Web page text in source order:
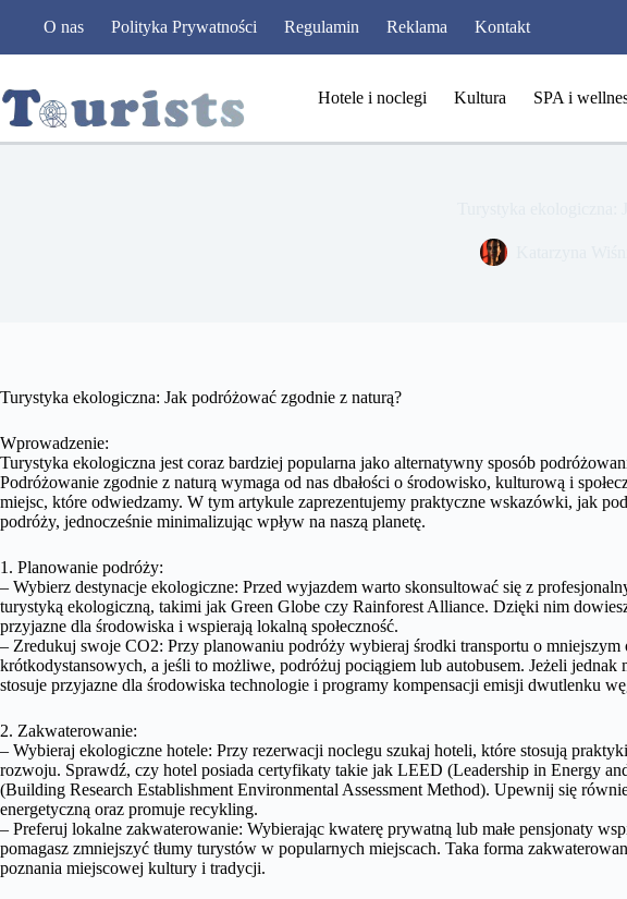
O nas Polityka Prywatności Regulamin Reklama Kontakt
Hotele i noclegi Kultura SPA i
Turystyka ekologiczna: Jak podróżować zgodnie z naturą?
Wprowadzenie:
Turystyka ekologiczna jest coraz bardziej popularna jako alternatywny sposób
Podróżowanie zgodnie z naturą wymaga od nas dbałości o środowisko, kulturową i
miejsc, które odwiedzamy. W tym artykule zaprezentujemy praktyczne wskazówki, jak
podróży, jednocześnie minimalizując wpływ na naszą planetę.
1. Planowanie podróży:
– Wybierz destynacje ekologiczne: Przed wyjazdem warto skonsultować się z
turystyką ekologiczną, takimi jak Green Globe czy Rainforest Alliance. Dzięki nim
przyjazne dla środowiska i wspierają lokalną społeczność.
– Zredukuj swoje CO2: Przy planowaniu podróży wybieraj środki transportu o
krótkodystansowych, a jeśli to możliwe, podróżuj pociągiem lub autobusem. Jeżeli
stosuje przyjazne dla środowiska technologie i programy kompensacji emisji dwutlenku
2. Zakwaterowanie:
– Wybieraj ekologiczne hotele: Przy rezerwacji noclegu szukaj hoteli, które stosują
rozwoju. Sprawdź, czy hotel posiada certyfikaty takie jak LEED (Leadership in Energy
(Building Research Establishment Environmental Assessment Method). Upewnij się
energetyczną oraz promuje recykling.
– Preferuj lokalne zakwaterowanie: Wybierając kwaterę prywatną lub małe pensjonaty
pomagasz zmniejszyć tłumy turystów w popularnych miejscach. Taka forma
poznania miejscowej kultury i tradycji.